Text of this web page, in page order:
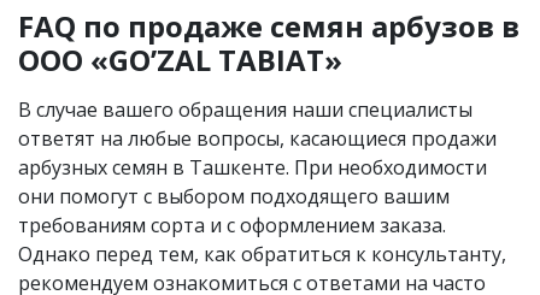
FAQ по продаже семян арбузов в
OOO «GO’ZAL TABIAT»
В случае вашего обращения наши специалисты
ответят на любые вопросы, касающиеся продажи
арбузных семян в Ташкенте. При необходимости
они помогут с выбором подходящего вашим
требованиям сорта и с оформлением заказа.
Однако перед тем, как обратиться к консультанту,
рекомендуем ознакомиться с ответами на часто